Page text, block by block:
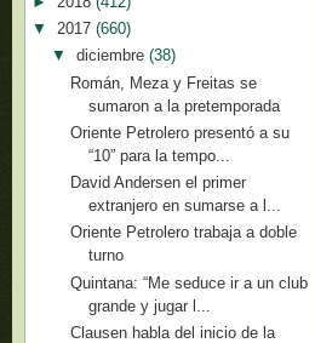
▼ 2017 (660)
▼ diciembre (38)
Román, Meza y Freitas se
sumaron a la pretemporada
Oriente Petrolero presentó a su
“10” para la tempo...
David Andersen el primer
extranjero en sumarse a l...
Oriente Petrolero trabaja a doble
turno
Quintana: “Me seduce ir a un club
grande y jugar l...
Clausen habla del inicio de la